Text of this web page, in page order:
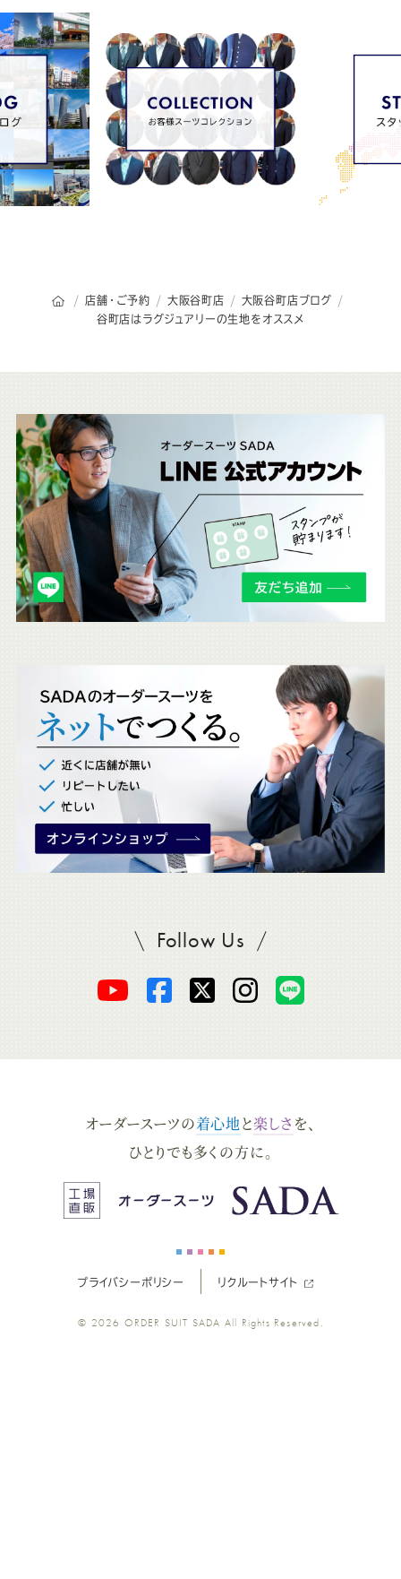
オーダースーツSADAのトップページ
店舗・ご予約 大阪谷町店
大阪谷町店ブログ
谷町店はラグジュアリーの生地をオススメ
こ
ち
ら
も
チ
ェ
Follow UsSADAをフォロー
オ
ー
ス
ツ
オ
ー
ス
ー
オ
ー
ス
ー
ツ
オ
ー
ス
ツ
ス
ツ
オーダースーツの着心地と楽しさ を、
ひとりでも多くの方に。
プライバシーポリシー リクルートサイト
© 2026 ORDER SUIT SADA All Rights Reserved.